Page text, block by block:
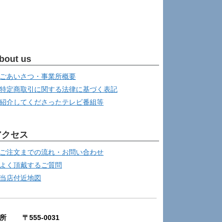
us
ごあいさつ・事業所概要
特定商取引に関する法律に基づく表記
紹介してくださったテレビ番組等
セス
ご注文までの流れ・お問い合わせ
よく頂戴するご質問
当店付近地図
所 〒555-0031